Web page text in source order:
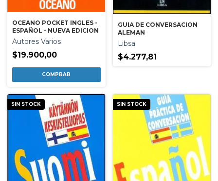
OCEANO POCKET INGLES -
ESPAÑOL - NUEVA EDICION
Autores Varios
$19.900,00
GUIA DE CONVERSACION
ALEMAN
Libsa
$4.277,81
SIN STOCK SIN STOCK